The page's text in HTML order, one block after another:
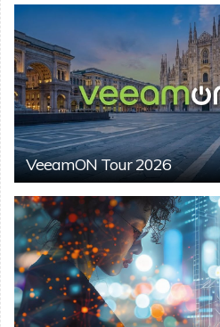
VeeamON Tour 2026